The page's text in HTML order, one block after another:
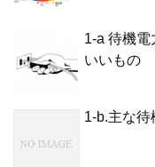
1-a 待機
いいもの
1-b.主な